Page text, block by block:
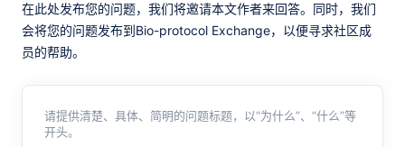
在此处发布您的问题，我们将邀请本文作者来回答。同时，我们
会将您的问题发布到Bio-protocol Exchange，以便寻求社区成
员的帮助。
请提供清楚、具体、简明的问题标题，以“为什么”、“什么”等
开头。